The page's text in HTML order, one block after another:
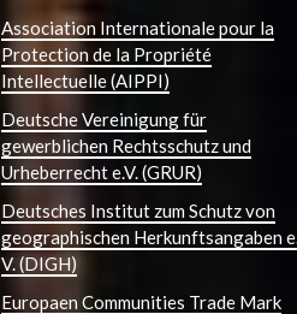
Association Internationale pour la
Protection de la Propriété
Intellectuelle (AIPPI)
Deutsche Vereinigung für
gewerblichen Rechtsschutz und
Urheberrecht e.V. (GRUR)
Deutsches Institut zum Schutz von
geographischen Herkunftsangaben e.
V. (DIGH)
Europaen Communities Trade Mark